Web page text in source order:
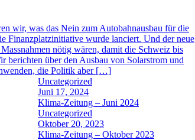
wir, was das Nein zum Autobahnausbau für die
Finanzplatzinitiative wurde lanciert. Und der neue
nötig wären, damit die Schweiz bis
berichten über den Ausbau von Solarstrom und
die Politik aber […]
Uncategorized
Juni 17, 2024
Klima-Zeitung – Juni 2024
Uncategorized
Oktober 20, 2023
Klima-Zeitung – Oktober 2023